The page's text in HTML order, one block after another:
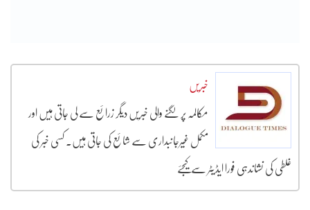
خبریں
مکالمہ پر لگنے والی خبریں دیگر زرائع سے لی جاتی ہیں اور
مکمل غیرجانبداری سے شائع کی جاتی ہیں۔ کسی خبر کی
غلطی کی نشاندہی فورا ایڈیٹر سے کیجئے